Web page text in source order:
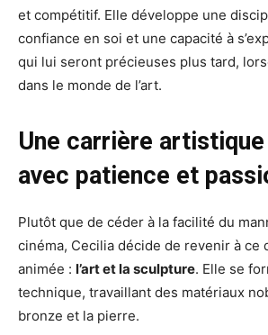
et compétitif. Elle développe une
confiance en soi et une capacité à
qui lui seront précieuses plus tard,
dans le monde de l’art.
Une carrière
avec patience et
Plutôt que de céder à la facilité du
cinéma, Cecilia décide de revenir à ce
animée : l’art et la sculpture. Elle se
technique, travaillant des matériaux
bronze et la pierre.